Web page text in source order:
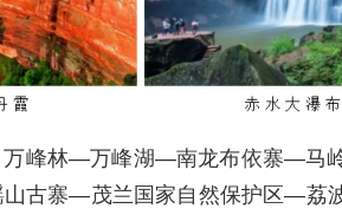
万峰林—万峰湖—南龙布依寨—马
古寨—茂兰国家自然保护区—荔